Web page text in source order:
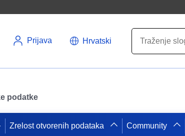
Prijava Hrvatski
podatke
Zrelost otvorenih podataka Community